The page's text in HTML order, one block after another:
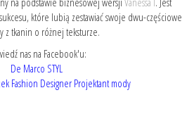
które lubią zestawiać swoje dwu-częściowe
z tkanin o różnej teksturze.
nas na Facebook'u:
De Marco STYL
Fashion Designer Projektant mody